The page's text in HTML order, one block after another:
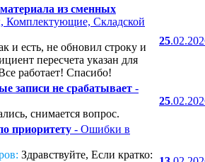
из сменных
Комплектующие, Складской
и есть, не обновил строку и
пересчета указан для
работает! Спасибо!
25
записи не срабатывает -
снимается вопрос.
25
приоритету - Ошибки в
Здравствуйте, Если кратко: